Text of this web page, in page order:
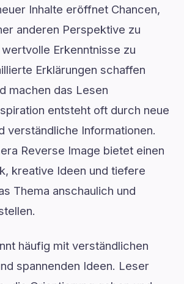
Inhalte eröffnet Chancen,
anderen Perspektive zu
Erkenntnisse zu
Erklärungen schaffen
machen das Lesen
entsteht oft durch neue
verständliche Informationen.
Reverse Image bietet einen
kreative Ideen und tiefere
Thema anschaulich und
häufig mit verständlichen
spannenden Ideen. Leser